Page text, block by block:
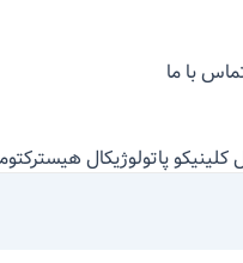
با ما
کلینیکو پاتولوژیکال